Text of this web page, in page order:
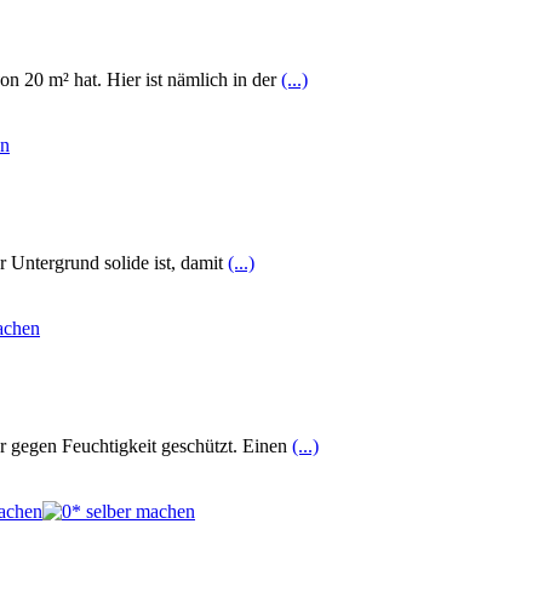
20 m² hat. Hier ist nämlich in der(...)
Untergrund solide ist, damit (...)
Feuchtigkeit geschützt. Einen (...)